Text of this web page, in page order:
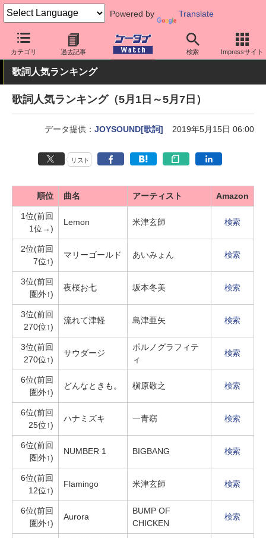
Powered by Translate
カテゴリ 過去記事 検索 Impressサイト
ケータイ Watch 業界動向 調査
歌詞人気ランキング
歌詞人気ランキング（5月1日～5月7日）
データ提供：JOYSOUND[歌詞] 2019年5月15日 06:00
リスト
順位 曲名 アーティスト Amazon
1位(前回
1位→)
Lemon 米津玄師 検索
2位(前回
7位↑)
マリーゴールド あいみょん 検索
3位(前回
圏外↑)
夜桜お七 坂本冬美 検索
3位(前回
270位↑)
流れて津軽 島津亜矢 検索
3位(前回
270位↑)
サウダージ
ポルノグラフィテ
ィ
検索
6位(前回
圏外↑)
どんなときも。 槇原敬之 検索
6位(前回
25位↑)
ハナミズキ 一青窈 検索
6位(前回
圏外↑)
NUMBER 1 BIGBANG 検索
6位(前回
12位↑)
Flamingo 米津玄師 検索
6位(前回
圏外↑)
Aurora
BUMP OF
CHICKEN
検索